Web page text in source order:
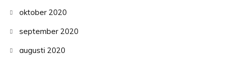
oktober 2020
september 2020
augusti 2020